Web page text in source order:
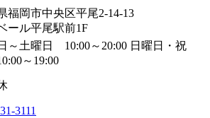
福岡市中央区平尾2-14-13
ール平尾駅前1F
～土曜日 10:00～20:00 日曜日・祝
～19:00
3111